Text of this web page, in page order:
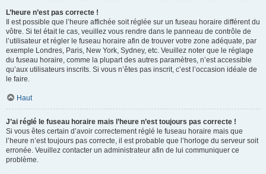
L’heure n’est pas correcte !
Il est possible que l’heure affichée soit réglée sur un fuseau horaire différent du
vôtre. Si tel était le cas, veuillez vous rendre dans le panneau de contrôle de
l’utilisateur et régler le fuseau horaire afin de trouver votre zone adéquate, par
exemple Londres, Paris, New York, Sydney, etc. Veuillez noter que le réglage
du fuseau horaire, comme la plupart des autres paramètres, n’est accessible
qu’aux utilisateurs inscrits. Si vous n’êtes pas inscrit, c’est l’occasion idéale de
le faire.
Haut
J’ai réglé le fuseau horaire mais l’heure n’est toujours pas correcte !
Si vous êtes certain d’avoir correctement réglé le fuseau horaire mais que
l’heure n’est toujours pas correcte, il est probable que l’horloge du serveur soit
erronée. Veuillez contacter un administrateur afin de lui communiquer ce
problème.